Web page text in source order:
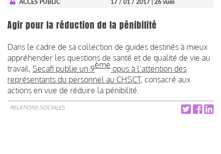
ACCÈS PUBLIC 17 / 01 / 2017 | 26 vues
Agir pour la réduction de la pénibilité
Dans le cadre de sa collection de guides destinés à mieux
appréhender les questions de santé et de qualité de vie au
travail, Secafi publie un 9ème opus à l’attention des
représentants du personnel au CHSCT, consacré aux
actions en vue de réduire la pénibilité.
RELATIONS SOCIALES